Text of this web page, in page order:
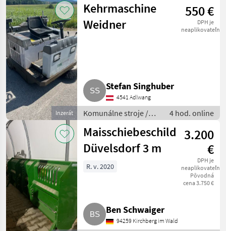
Inzerát
Kehrmaschine
Weidner
550 €
DPH je
neaplikovateľné
Stefan Singhuber
4541 Adlwang
Komunálne stroje /
Zametací stroj
4 hod. online
Maisschiebeschild
Düvelsdorf 3 m
3.200
€
DPH je
neaplikovateľné
Pôvodná
cena 3.750 €
R. v. 2020
Ben Schwaiger
94259 Kirchberg im Wald